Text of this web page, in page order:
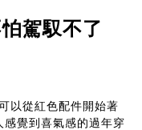
駕馭不了
以從紅色配件開始著
覺到喜氣感的過年穿